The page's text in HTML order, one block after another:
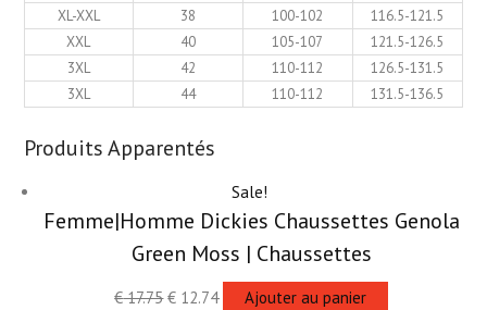
XL-XXL
38 100-102
116.5-121.5
XXL
40 105-107
121.5-126.5
3XL
42 110-112
126.5-131.5
3XL
44 110-112 131.5-136.5
Produits Apparentés
Sale!
Femme|Homme Dickies Chaussettes Genola
Green Moss | Chaussettes
€17.75 € 12.74 Ajouter au panier